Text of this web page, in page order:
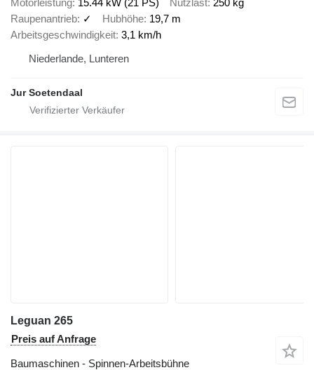
Raupenantrieb ✓ Hubhöhe 19,7 m
Arbeitsgeschwindigkeit 3,1 km/h
Niederlande, Lunteren
Jur Soetendaal
Leguan 265
Preis auf Anfrage
Baumaschinen - Spinnen-Arbeitsbühne